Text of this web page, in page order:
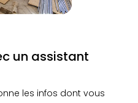
un assistant
les infos dont vous